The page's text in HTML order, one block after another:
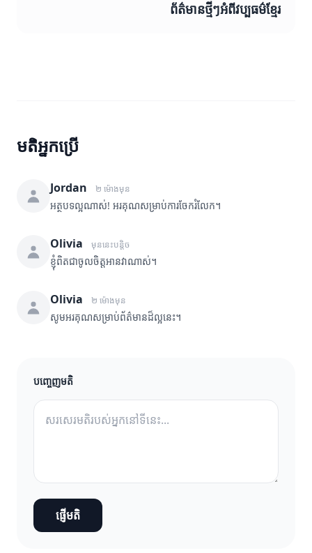
ព័ត៌មានថ្មីៗអំពីវប្បធម៌ខ្មែរ
មតិអ្នកប្រើ
Jordan ២ ម៉ោងមុន
អត្ថបទល្អណាស់! អរគុណសម្រាប់ការចែករំលែក។
Olivia មុននេះបន្តិច
ខ្ញុំពិតជាចូលចិត្តអានវាណាស់។
Olivia ២ ម៉ោងមុន
សូមអរគុណសម្រាប់ព័ត៌មានដ៏ល្អនេះ។
បញ្ចេញមតិ
ផ្ញើមតិ